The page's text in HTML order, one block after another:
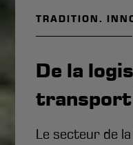
TRADITION.
De la
Le secteur de